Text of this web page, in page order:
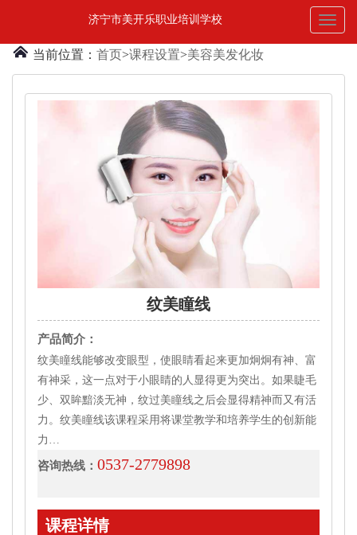
Toggle
济宁市美开乐职业培训学校
当前位置： 首页>课程设置>美容美发化妆
纹美瞳线
产品简介：
纹美瞳线能够改变眼型，使眼睛看起来更加炯炯有神、富
有神采，这一点对于小眼睛的人显得更为突出。如果睫毛
少、双眸黯淡无神，纹过美瞳线之后会显得精神而又有活
力。纹美瞳线该课程采用将课堂教学和培养学生的创新能
力…
咨询热线： 0537-2779898
课程详情